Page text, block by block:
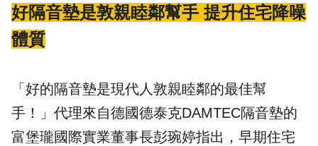
好隔音墊是敦親睦鄰幫手 提升住宅降噪
體質
「好的隔音墊是現代人敦親睦鄰的最佳幫
手！」代理來自德國德泰克DAMTEC隔音墊的
富堡瓏國際實業董事長彭琬婷指出，早期住宅